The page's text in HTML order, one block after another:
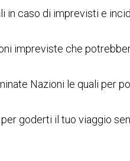
in caso di imprevisti e
impreviste che
Nazioni le quali per
goderti il tuo viaggio